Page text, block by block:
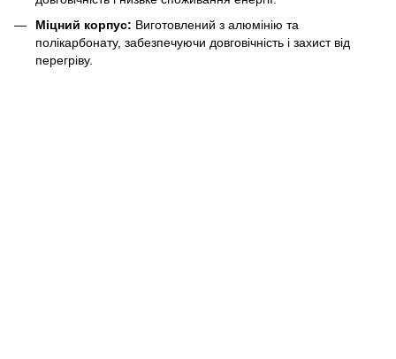
Міцний корпус: Виготовлений з алюмінію та
полікарбонату, забезпечуючи довговічність і захист від
перегріву.